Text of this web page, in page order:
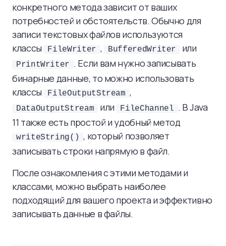
конкретного метода зависит от ваших
потребностей и обстоятельств. Обычно для
записи текстовых файлов используются
классы
FileWriter , BufferedWriter или
PrintWriter . Если вам нужно записывать
бинарные данные, то можно использовать
классы
FileOutputStream ,
DataOutputStream или FileChannel . В Java
11 также есть простой и удобный метод
writeString() , который позволяет
записывать строки напрямую в файл.
После ознакомления с этими методами и
классами, можно выбрать наиболее
подходящий для вашего проекта и эффективно
записывать данные в файлы.